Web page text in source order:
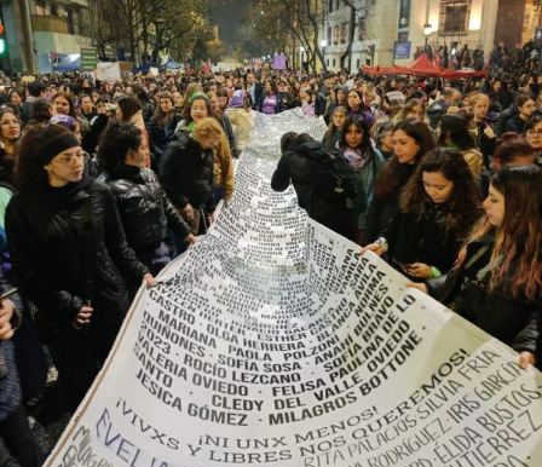
provee biodiversidad, y a una soberanía que se pierde río
abajo. Viaje en barco de MU desde el bajo delta
bonaerense, para conocer y escuchar a isleños,
productores, docentes, ambientalistas y vecinos que
resisten otra avanzada sobre un territorio en disputa.
Por Francisco Pandolfi
Descargar la Mu en PDF